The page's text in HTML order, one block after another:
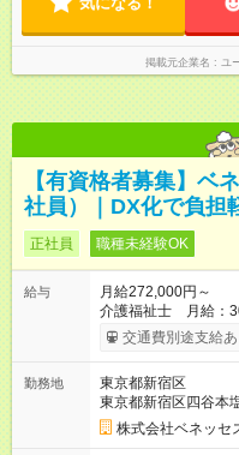
掲載元企業名 ユ
【有資格者募集】ベ
社員）｜DX化で負担
正社員 職種未経験OK
給与
月給272,000円～
介護福祉士 月給：
慮） 初任者研修 月給：272000円
（規定あり）、ケア
プあり、さらに4種
につき、10000円／
を含みます。居住支
額が変わりますのでお問い
交通費別途支給あ
勤務地
東京都新宿区
東京都新宿区四谷本
株式会社ベネッセ